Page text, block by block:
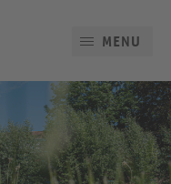
MENU